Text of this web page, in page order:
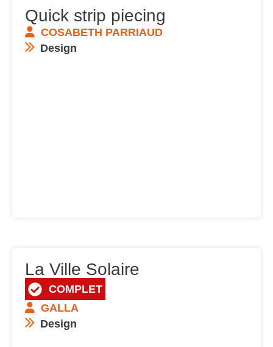
Quick strip piecing
COSABETH PARRIAUD
Design
La Ville Solaire
COMPLET
GALLA
Design